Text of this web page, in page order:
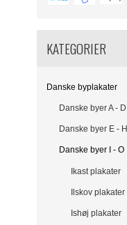
KATEGORIER
Danske byplakater
Danske byer A - D
Danske byer E - H
Danske byer I - O
Ikast plakater
Ilskov plakater
Ishøj plakater